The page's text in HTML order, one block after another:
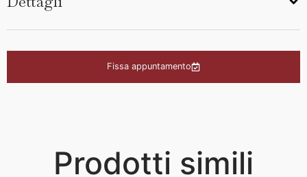
Fissa appuntamento
Prodotti simili